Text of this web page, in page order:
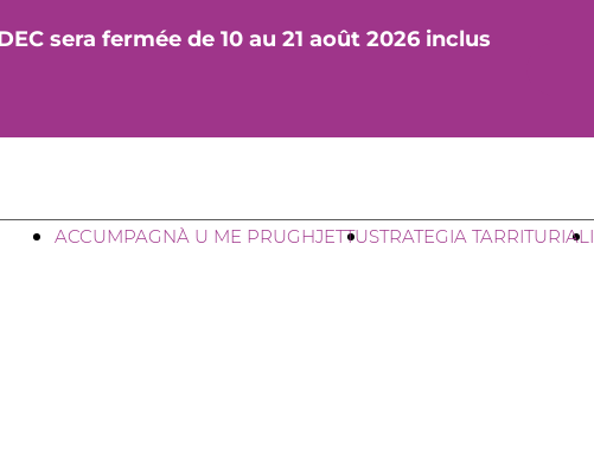
sera fermée de 10 au 21 août 2026 inclus
ACCUMPAGNÀ U ME PRUGHJETTUSTRATEGIA TARRITURIALI